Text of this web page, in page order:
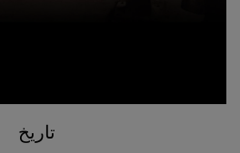
تاريخ